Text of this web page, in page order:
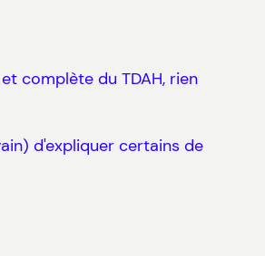
complète du TDAH, rien
d'expliquer certains de